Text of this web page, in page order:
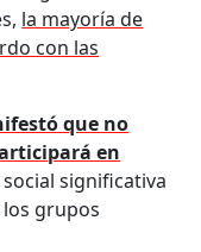
la mayoría de
con las
que no
en
significativa
grupos